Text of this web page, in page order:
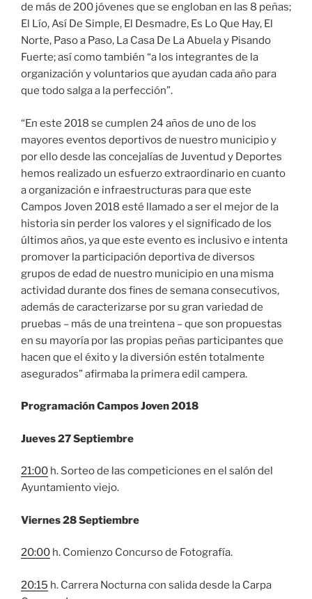
de más de 200 jóvenes que se engloban en las 8 peñas;
El Lío, Así De Simple, El Desmadre, Es Lo Que Hay, El
Norte, Paso a Paso, La Casa De La Abuela y Pisando
Fuerte; así como también “a los integrantes de la
organización y voluntarios que ayudan cada año para
que todo salga a la perfección”.
“En este 2018 se cumplen 24 años de uno de los
mayores eventos deportivos de nuestro municipio y
por ello desde las concejalías de Juventud y Deportes
hemos realizado un esfuerzo extraordinario en cuanto
a organización e infraestructuras para que este
Campos Joven 2018 esté llamado a ser el mejor de la
historia sin perder los valores y el significado de los
últimos años, ya que este evento es inclusivo e intenta
promover la participación deportiva de diversos
grupos de edad de nuestro municipio en una misma
actividad durante dos fines de semana consecutivos,
además de caracterizarse por su gran variedad de
pruebas – más de una treintena – que son propuestas
en su mayoría por las propias peñas participantes que
hacen que el éxito y la diversión estén totalmente
asegurados” afirmaba la primera edil campera.
Programación Campos Joven 2018
Jueves 27 Septiembre
21:00 h. Sorteo de las competiciones en el salón del
Ayuntamiento viejo.
Viernes 28 Septiembre
20:00 h. Comienzo Concurso de Fotografía.
20:15 h. Carrera Nocturna con salida desde la Carpa